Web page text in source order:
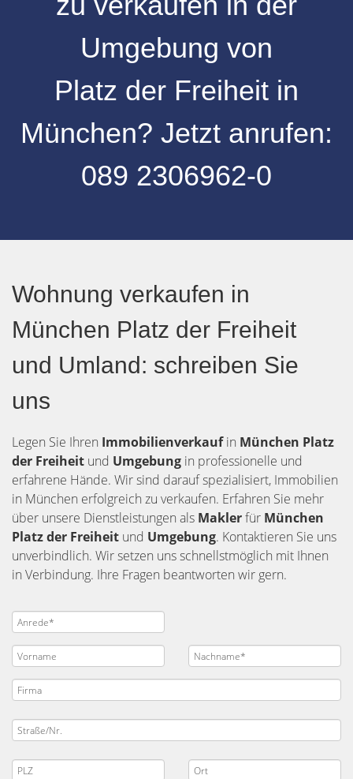
Umgebung von
Platz der Freiheit in
München? Jetzt anrufen:
089 2306962-0
Wohnung verkaufen in
München Platz der Freiheit
und Umland: schreiben Sie
uns
Legen Sie Ihren Immobilienverkaufin München Platz
der Freiheit und Umgebung in professionelle und
erfahrene Hände. Wir sind darauf spezialisiert, Immobilien
in München erfolgreich zu verkaufen. Erfahren Sie mehr
über unsere Dienstleistungen als Maklerfür München
Platz der Freiheit und Umgebung. Kontaktieren Sie uns
unverbindlich. Wir setzen uns schnellstmöglich mit Ihnen
in Verbindung. Ihre Fragen beantworten wir gern.